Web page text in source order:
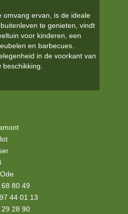
omvang ervan, is de ideale
te genieten, vindt
voor kinderen, een
en barbecues.
in de voorkant van
beschikking.
80 49
44 01 13
28 90